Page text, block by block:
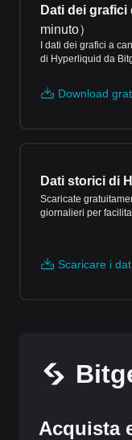
Dati dei
minuto）
I dati dei grafici a
di Hyperliquid da
Download
Dati storici di
Scaricate
giornalieri per
Scaricare i
Acquista